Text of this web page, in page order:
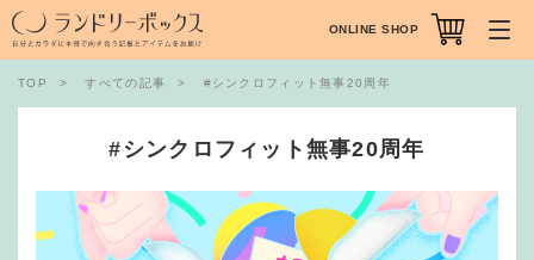
TOP すべての記事 #シンクロフィット無事20周年
#シンクロフィット無事20周年
ONLINE SHOP